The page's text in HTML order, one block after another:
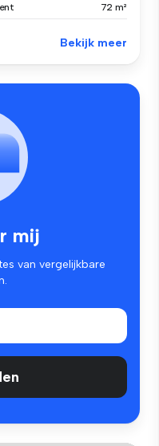
72 m²
Bekijk meer
mij
van vergelijkbare